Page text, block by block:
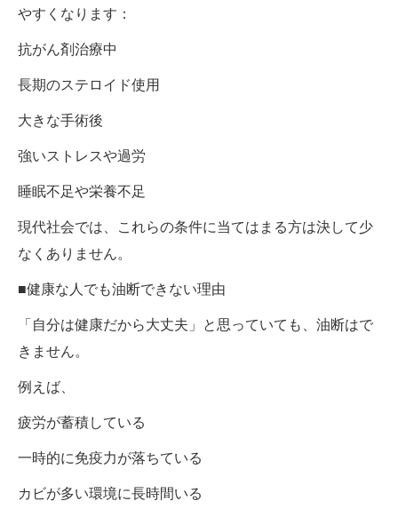
やすくなります：
抗がん剤治療中
長期のステロイド使用
大きな手術後
強いストレスや過労
睡眠不足や栄養不足
現代社会では、これらの条件に当てはまる方は決して少
なくありません。
■健康な人でも油断できない理由
「自分は健康だから大丈夫」と思っていても、油断はで
きません。
例えば、
疲労が蓄積している
一時的に免疫力が落ちている
カビが多い環境に長時間いる